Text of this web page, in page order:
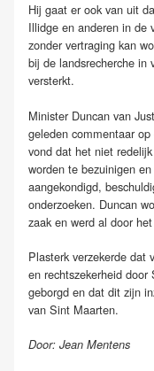
Hij gaat er ook van uit
Illidge en anderen in de
zonder vertraging kan
bij de landsrecherche in
versterkt.
Minister Duncan van
geleden commentaar
vond dat het niet
worden te bezuinigen
aangekondigd,
onderzoeken. Duncan
zaak en werd al door
Plasterk verzekerde dat
en rechtszekerheid
geborgd en dat dit zijn
van Sint Maarten.
Door: Jean Mentens